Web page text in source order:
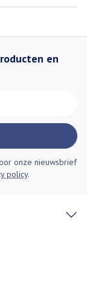
en
onze nieuwsbrief
policy.